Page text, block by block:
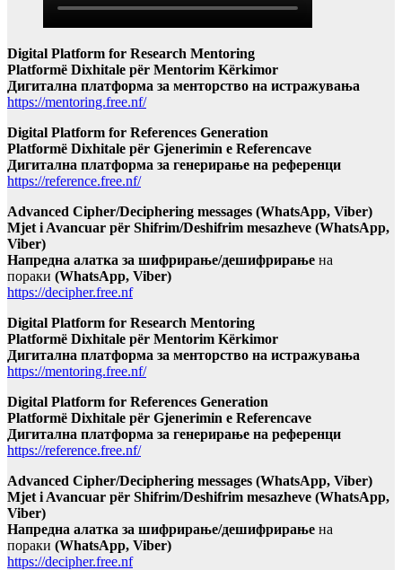
Digital Platform for Research Mentoring
Platformë Dixhitale për Mentorim Kërkimor
Дигитална платформа за менторство на истражувања
https://mentoring.free.nf/
Digital Platform for References Generation
Platformë Dixhitale për Gjenerimin e Referencave
Дигитална платформа за генерирање на референци
https://reference.free.nf/
Advanced Cipher/Deciphering messages (WhatsApp, Viber)
Mjet i Avancuar për Shifrim/Deshifrim mesazheve (WhatsApp,
Viber)
Напредна алатка за шифрирање/дешифрирање на
пораки (WhatsApp, Viber)
https://decipher.free.nf
Digital Platform for Research Mentoring
Platformë Dixhitale për Mentorim Kërkimor
Дигитална платформа за менторство на истражувања
https://mentoring.free.nf/
Digital Platform for References Generation
Platformë Dixhitale për Gjenerimin e Referencave
Дигитална платформа за генерирање на референци
https://reference.free.nf/
Advanced Cipher/Deciphering messages (WhatsApp, Viber)
Mjet i Avancuar për Shifrim/Deshifrim mesazheve (WhatsApp,
Viber)
Напредна алатка за шифрирање/дешифрирање на
пораки (WhatsApp, Viber)
https://decipher.free.nf